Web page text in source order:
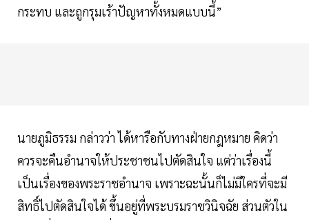
กระทบ และถูกรุมเร้าปัญหาทั้งหมดแบบนี้”
นายภูมิธรรม กล่าวว่า ได้หารือกับทางฝ่ายกฎหมาย คิดว่า
ควรจะคืนอำนาจให้ประชาชนไปตัดสินใจ แต่ว่าเรื่องนี้
เป็นเรื่องของพระราชอำนาจ เพราะฉะนั้นก็ไม่มีใครที่จะมี
สิทธิ์ไปตัดสินใจได้ ขึ้นอยู่ที่พระบรมราชวินิจฉัย ส่วนตัวใน